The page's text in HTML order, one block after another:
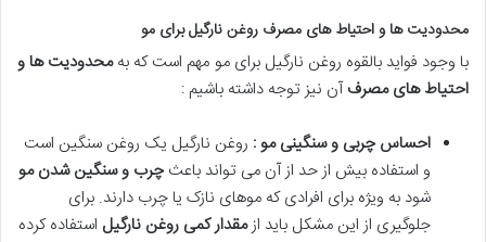
محدودیت ها و احتیاط های مصرف روغن نارگیل برای مو
با وجود فواید بالقوه روغن نارگیل برای مو مهم است که بهمحدودیت ها و
احتیاط های مصرفآن نیز توجه داشته باشیم :
احساس چربی و سنگینی مو : روغن نارگیل یک روغن سنگین است
و استفاده بیش از حد از آن می تواند باعثچرب و سنگین شدن مو
شود به ویژه برای افرادی که موهای نازک یا چرب دارند. برای
جلوگیری از این مشکل باید ازمقدار کمی روغن نارگیل استفاده کرده